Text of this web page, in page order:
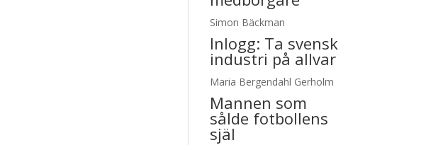
Simon Bäckman
Inlogg: Ta svensk
industri på allvar
Maria Bergendahl Gerholm
Mannen som
sålde fotbollens
själ